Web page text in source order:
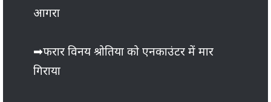
आगरा
➡फरार विनय श्रोतिया को एनकाउंटर में मार
गिराया